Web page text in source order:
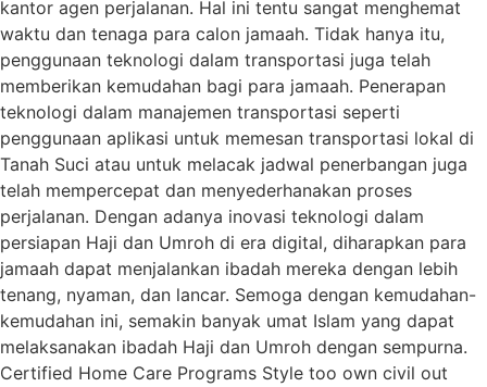
kantor agen perjalanan. Hal ini tentu sangat menghemat
waktu dan tenaga para calon jamaah. Tidak hanya itu,
penggunaan teknologi dalam transportasi juga telah
memberikan kemudahan bagi para jamaah. Penerapan
teknologi dalam manajemen transportasi seperti
penggunaan aplikasi untuk memesan transportasi lokal di
Tanah Suci atau untuk melacak jadwal penerbangan juga
telah mempercepat dan menyederhanakan proses
perjalanan. Dengan adanya inovasi teknologi dalam
persiapan Haji dan Umroh di era digital, diharapkan para
jamaah dapat menjalankan ibadah mereka dengan lebih
tenang, nyaman, dan lancar. Semoga dengan kemudahan-
kemudahan ini, semakin banyak umat Islam yang dapat
melaksanakan ibadah Haji dan Umroh dengan sempurna.
Certified Home Care Programs Style too own civil out